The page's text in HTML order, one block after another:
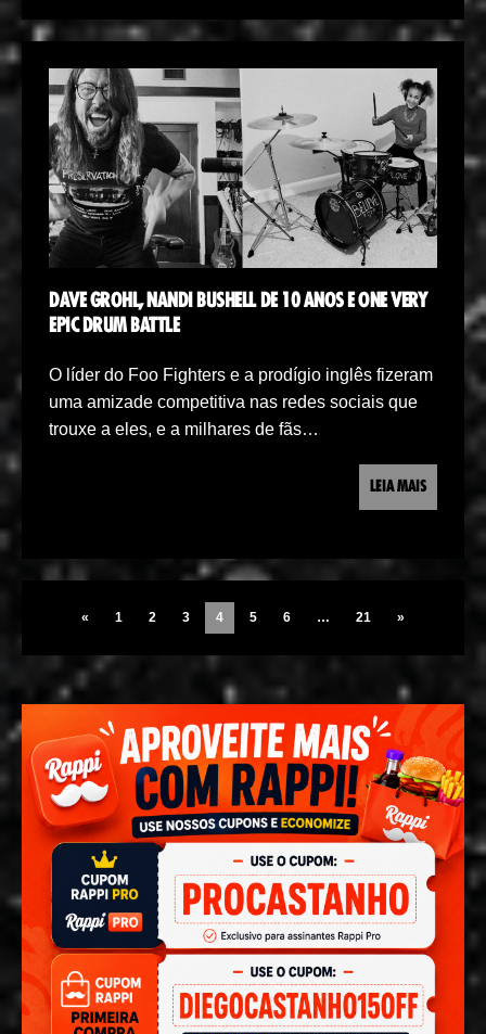
DAVE GROHL, NANDI BUSHELL DE 10 ANOS E ONE VERY
EPIC DRUM BATTLE
O líder do Foo Fighters e a prodígio inglês fizeram
uma amizade competitiva nas redes sociais que
trouxe a eles, e a milhares de fãs…
LEIA MAIS
« 1 2 3 4 5 6 … 21 »